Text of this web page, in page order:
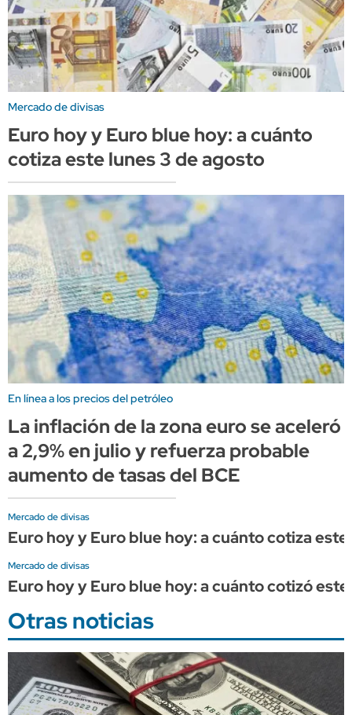
Mercado de divisas
Euro hoy y Euro blue hoy: a cuánto
cotiza este lunes 3 de agosto
En línea a los precios del petróleo
La inflación de la zona euro se aceleró
a 2,9% en julio y refuerza probable
aumento de tasas del BCE
Mercado de divisas
Euro hoy y Euro blue hoy: a cuánto cotiza
Mercado de divisas
Euro hoy y Euro blue hoy: a cuánto cotizó
Otras noticias